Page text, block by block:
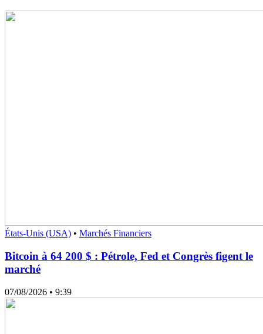
États-Unis (USA) • Marchés Financiers
Bitcoin à 64 200 $ : Pétrole, Fed et Congrès figent le
marché
07/08/2026 • 9:39